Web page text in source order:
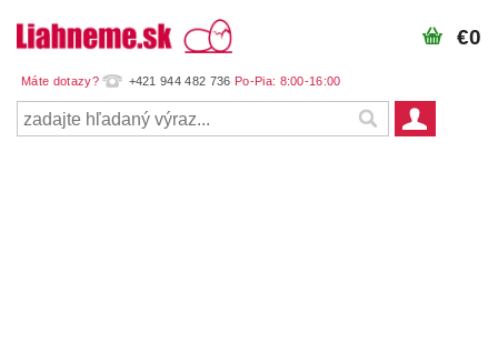
+421 944 482 736
€0